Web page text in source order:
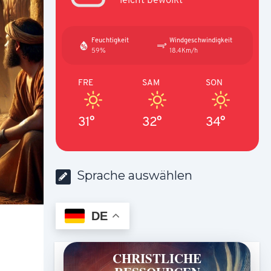
Feuchtigkeit
59%
Windgeschwindigkeit
18.4Km/h
FRE
31°
SAM
32°
SON
34°
Sprache auswählen
DE
CHRISTLICHE